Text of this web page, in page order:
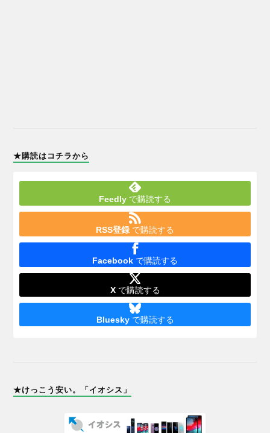
★購読はコチラから
Feedly で購読する
RSS登録 で購読する
Facebook で購読する
Xで購読する
Blueskyで購読する
★けっこう安い。「イオシス」